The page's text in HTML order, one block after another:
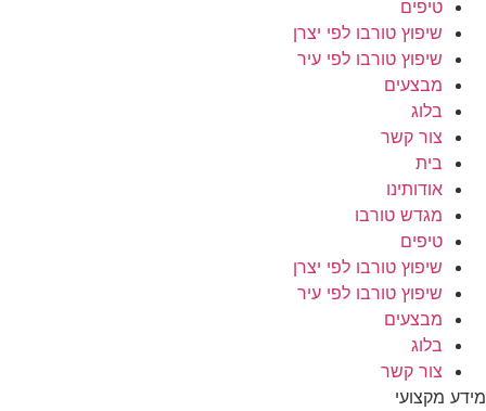
טיפים
שיפוץ טורבו לפי יצרן
שיפוץ טורבו לפי עיר
מבצעים
בלוג
צור קשר
בית
אודותינו
מגדש טורבו
טיפים
שיפוץ טורבו לפי יצרן
שיפוץ טורבו לפי עיר
מבצעים
בלוג
צור קשר
מקצועי